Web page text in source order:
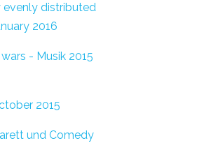
evenly distributed
2016
- Musik 2015
2015
und Comedy